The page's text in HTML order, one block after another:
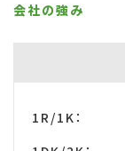
会社の強み
1R/1K：